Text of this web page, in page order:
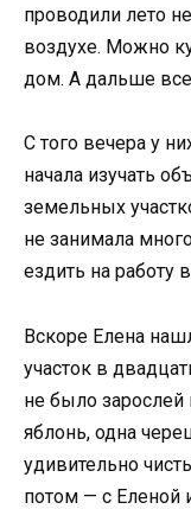
проводили лето
воздухе. Можно
дом. А дальше
С того вечера у
начала изучать
земельных
не занимала
ездить на работу
Вскоре Елена
участок в
не было зарослей
яблонь, одна
удивительно
потом — с Еленой